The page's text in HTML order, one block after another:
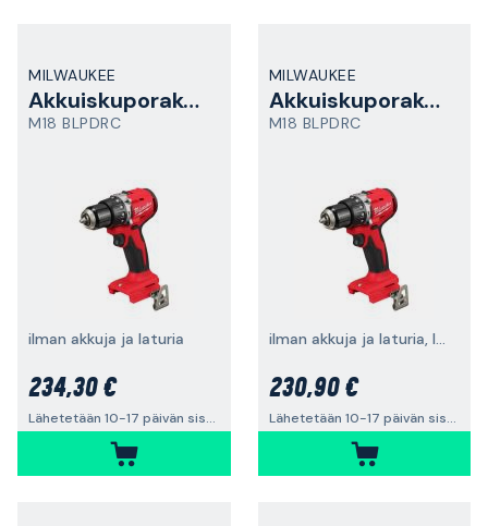
MILWAUKEE
Akkuiskuporakone
M18 BLPDRC
ilman akkuja ja laturia
234,30 €
Lähetetään 10-17 päivän sisällä
MILWAUKEE
Akkuiskuporakone
M18 BLPDRC
ilman akkuja ja laturia, laukulla
230,90 €
Lähetetään 10-17 päivän sisällä